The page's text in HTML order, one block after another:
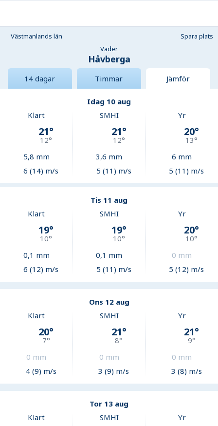
Västmanlands län
Spara plats
Väder
Håvberga
14 dagar Timmar Jämför
Idag 10 aug
Klart
21°
12°
5,8 mm
6 (14) m/s
SMHI
21°
12°
3,6 mm
5 (11) m/s
Yr
20°
13°
6 mm
5 (11) m/s
Tis 11 aug
Klart
19°
10°
0,1 mm
6 (12) m/s
SMHI
19°
10°
0,1 mm
5 (11) m/s
Yr
20°
10°
0 mm
5 (12) m/s
Ons 12 aug
Klart
20°
7°
0 mm
4 (9) m/s
SMHI
21°
8°
0 mm
3 (9) m/s
Yr
21°
9°
0 mm
3 (8) m/s
Tor 13 aug
Klart
SMHI Yr